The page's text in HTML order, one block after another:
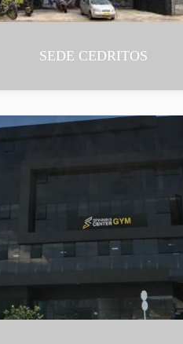
SEDE CEDRITOS